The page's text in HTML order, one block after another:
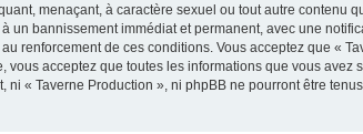
menaçant, à caractère sexuel ou tout autre contenu
bannissement immédiat et permanent, avec une
renforcement de ces conditions. Vous acceptez que «
acceptez que toutes les informations que vous
« Taverne Production », ni phpBB ne pourront être